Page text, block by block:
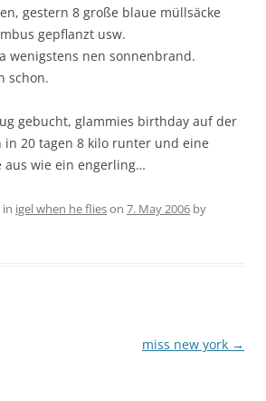
gestern 8 große blaue müllsäcke
gepflanzt usw.
wenigstens nen sonnenbrand.
schon.
gebucht, glammies birthday auf der
in 20 tagen 8 kilo runter und eine
aus wie ein engerling…
igel when he flieson 7. May 2006 by
miss new york →